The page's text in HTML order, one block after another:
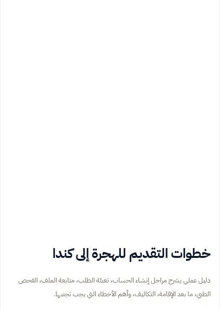
خطوات التقديم للهجرة إلى كندا
دليل عملي يشرح مراحل إنشاء الحساب، تعبئة الطلب، متابعة الملف، الفحص
الطبي، ما بعد الإقامة، التكاليف، وأهم الأخطاء التي يجب تجنبها.